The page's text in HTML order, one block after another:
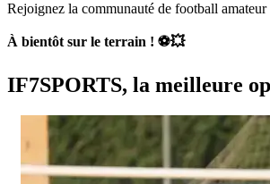
Rejoignez la communauté de football
À bientôt sur le terrain ! ⚽💥
IF7SPORTS, la meilleure